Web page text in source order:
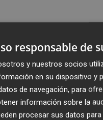
responsable de
y nuestros socios
en su dispositivo y
de navegación, para
información sobre la
procesar sus datos